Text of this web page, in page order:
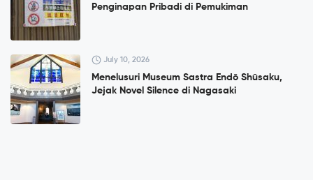
Penginapan Pribadi di Pemukiman
July 10, 2026
Menelusuri Museum Sastra Endō Shūsaku,
Jejak Novel Silence di Nagasaki